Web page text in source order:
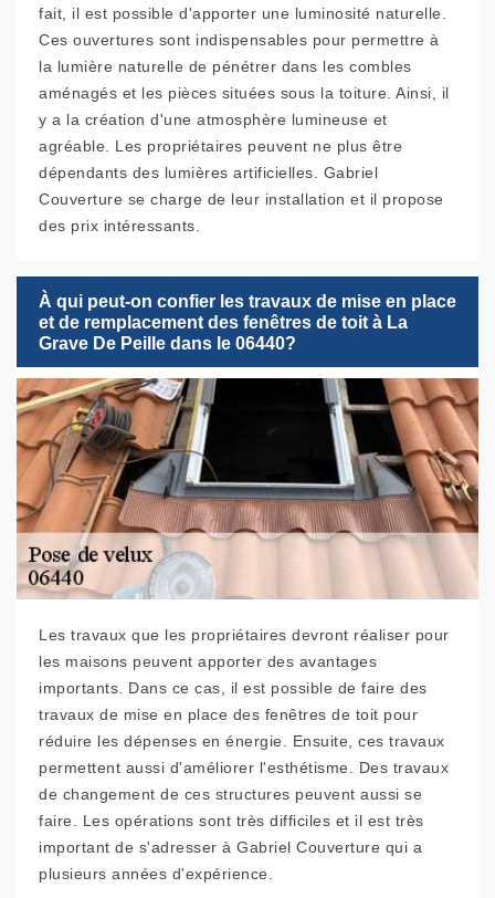
fait, il est possible d'apporter une luminosité naturelle.
Ces ouvertures sont indispensables pour permettre à
la lumière naturelle de pénétrer dans les combles
aménagés et les pièces situées sous la toiture. Ainsi, il
y a la création d'une atmosphère lumineuse et
agréable. Les propriétaires peuvent ne plus être
dépendants des lumières artificielles. Gabriel
Couverture se charge de leur installation et il propose
des prix intéressants.
À qui peut-on confier les travaux de mise en place
et de remplacement des fenêtres de toit à La
Grave De Peille dans le 06440?
Les travaux que les propriétaires devront réaliser pour
les maisons peuvent apporter des avantages
importants. Dans ce cas, il est possible de faire des
travaux de mise en place des fenêtres de toit pour
réduire les dépenses en énergie. Ensuite, ces travaux
permettent aussi d'améliorer l'esthétisme. Des travaux
de changement de ces structures peuvent aussi se
faire. Les opérations sont très difficiles et il est très
important de s'adresser à Gabriel Couverture qui a
plusieurs années d'expérience.